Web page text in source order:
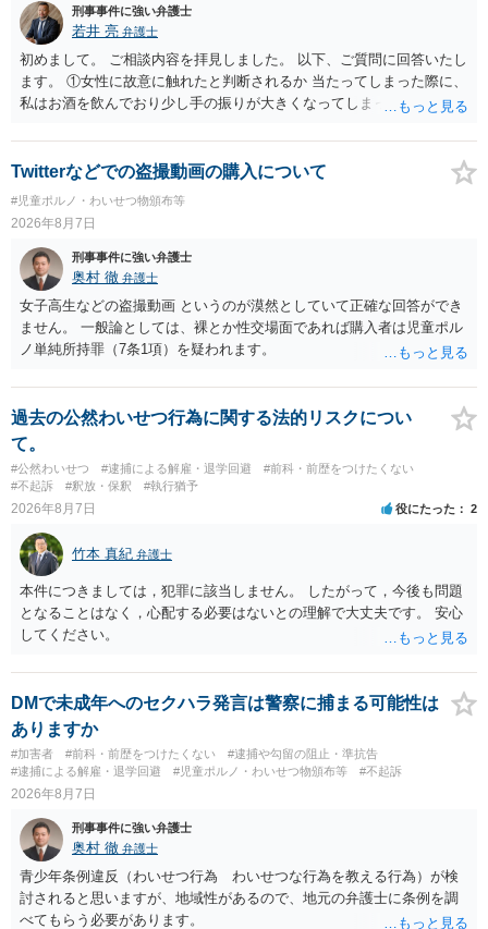
刑事事件に強い弁護士
若井 亮 弁護士
初めまして。 ご相談内容を拝見しました。 以下、ご質問に回答いたし
ます。 ①女性に故意に触れたと判断されるか 当たってしまった際に、
私はお酒を飲んでおり少し手の振りが大きくなってしまっていたこと
いた場合、故意だと判定されやすいのでしょうか？ お伺いする限り、
故意があると判断されることは無いかと思います。 ②逮捕、呼び出し
捕、呼び出しされる可能性はどれほどでしょうか？ 誤って当たってし
まっただけであり、さらにその場で女性等のアクションが無かったこ
とからすると、この後に呼び出される可能性は極めて低いと思いま
す。 ③逮捕呼び出しまでの期間 大体どれほどの期間逮捕呼び出しの可
能性があると考えれば良いのでしょうか？ 逮捕や呼び出しの可能性は
極めて低いと思います。 連絡が来ることはないでしょう。
Twitterなどでの盗撮動画の購入について
#児童ポルノ・わいせつ物頒布等
2026年8月7日
刑事事件に強い弁護士
奥村 徹 弁護士
女子高生などの盗撮動画 というのが漠然としていて正確な回答ができ
ません。 一般論としては、裸とか性交場面であれば購入者は児童ポル
ノ単純所持罪（7条1項）を疑われます。
過去の公然わいせつ行為に関する法的リスクについ
て。
#公然わいせつ #逮捕による解雇・退学回避
#前科・前歴をつけたくない
#不起訴
#釈放・保釈 #執行猶予
2026年8月7日 役にたった 2
竹本 真紀 弁護士
本件につきましては，犯罪に該当しません。 したがって，今後も問題
となることはなく，心配する必要はないとの理解で大丈夫です。 安心
してください。
DMで未成年へのセクハラ発言は警察に捕まる可能性は
ありますか
#加害者 #前科・前歴をつけたくない
#逮捕や勾留の阻止・準抗告
#逮捕による解雇・退学回避
#児童ポルノ・わいせつ物頒布等 #不起訴
2026年8月7日
刑事事件に強い弁護士
奥村 徹 弁護士
青少年条例違反（わいせつ行為 わいせつな行為を教える行為）が検
討されると思いますが、地域性があるので、地元の弁護士に条例を調
べてもらう必要があります。